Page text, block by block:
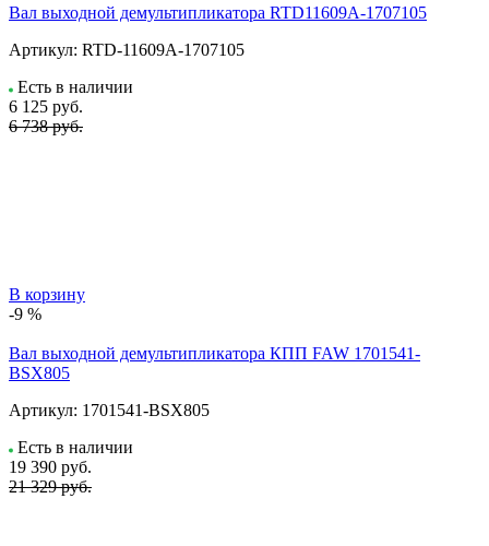
Вал выходной демультипликатора RTD11609A-1707105
Артикул: RTD-11609A-1707105
Есть в наличии
6 125 руб.
6 738 руб.
В корзину
-9 %
Вал выходной демультипликатора КПП FAW 1701541-
BSX805
Артикул: 1701541-BSX805
Есть в наличии
19 390 руб.
21 329 руб.